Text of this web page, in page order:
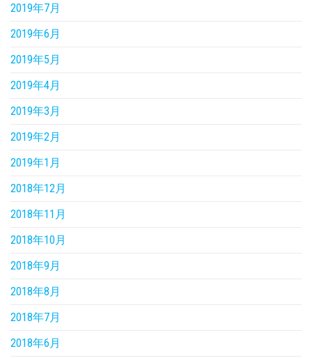
2019年7月
2019年6月
2019年5月
2019年4月
2019年3月
2019年2月
2019年1月
2018年12月
2018年11月
2018年10月
2018年9月
2018年8月
2018年7月
2018年6月